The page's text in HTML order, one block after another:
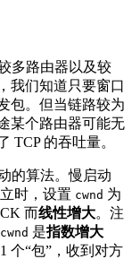
多路由器以及较
我们知道只要窗口
包。但当链路较为
某个路由器可能无
TCP 的吞吐量。
的算法。慢启动
时，设置 cwnd 为
而线性增大。注
cwnd 是指数增大
个“包”，收到对方